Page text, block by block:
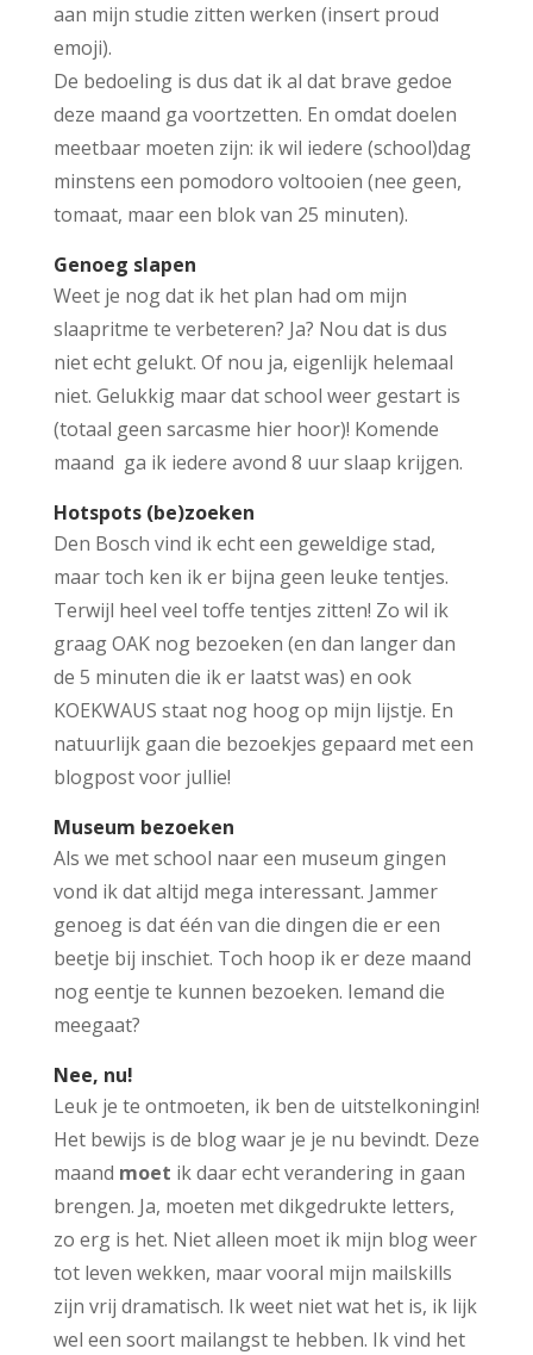
aan mijn studie zitten werken (insert proud
emoji).
De bedoeling is dus dat ik al dat brave gedoe
deze maand ga voortzetten. En omdat doelen
meetbaar moeten zijn: ik wil iedere (school)dag
minstens een pomodoro voltooien (nee geen,
tomaat, maar een blok van 25 minuten).
Genoeg slapen
Weet je nog dat ik het plan had om mijn
slaapritme te verbeteren? Ja? Nou dat is dus
niet echt gelukt. Of nou ja, eigenlijk helemaal
niet. Gelukkig maar dat school weer gestart is
(totaal geen sarcasme hier hoor)! Komende
maand ga ik iedere avond 8 uur slaap krijgen.
Hotspots (be)zoeken
Den Bosch vind ik echt een geweldige stad,
maar toch ken ik er bijna geen leuke tentjes.
Terwijl heel veel toffe tentjes zitten! Zo wil ik
graag OAK nog bezoeken (en dan langer dan
de 5 minuten die ik er laatst was) en ook
KOEKWAUS staat nog hoog op mijn lijstje. En
natuurlijk gaan die bezoekjes gepaard met een
blogpost voor jullie!
Museum bezoeken
Als we met school naar een museum gingen
vond ik dat altijd mega interessant. Jammer
genoeg is dat één van die dingen die er een
beetje bij inschiet. Toch hoop ik er deze maand
nog eentje te kunnen bezoeken. Iemand die
meegaat?
Nee, nu!
Leuk je te ontmoeten, ik ben de uitstelkoningin!
Het bewijs is de blog waar je je nu bevindt. Deze
maand moet ik daar echt verandering in gaan
brengen. Ja, moeten met dikgedrukte letters,
zo erg is het. Niet alleen moet ik mijn blog weer
tot leven wekken, maar vooral mijn mailskills
zijn vrij dramatisch. Ik weet niet wat het is, ik lijk
wel een soort mailangst te hebben. Ik vind het